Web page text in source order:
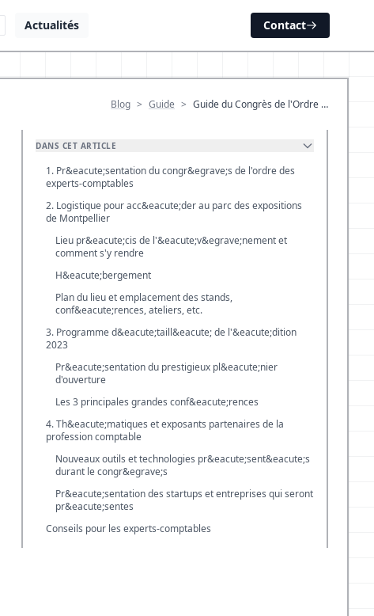
Actualités Contact
Blog > Guide > Guide du Congrès de l'Ordre …
DANS CET ARTICLE
1. Pr&eacute;sentation du congr&egrave;s de l'ordre des
experts-comptables
2. Logistique pour acc&eacute;der au parc des expositions
de Montpellier
Lieu pr&eacute;cis de l'&eacute;v&egrave;nement et
comment s'y rendre
H&eacute;bergement
Plan du lieu et emplacement des stands,
conf&eacute;rences, ateliers, etc.
3. Programme d&eacute;taill&eacute; de l'&eacute;dition
2023
Pr&eacute;sentation du prestigieux pl&eacute;nier
d'ouverture
Les 3 principales grandes conf&eacute;rences
4. Th&eacute;matiques et exposants partenaires de la
profession comptable
Nouveaux outils et technologies pr&eacute;sent&eacute;s
durant le congr&egrave;s
Pr&eacute;sentation des startups et entreprises qui seront
pr&eacute;sentes
Conseils pour les experts-comptables